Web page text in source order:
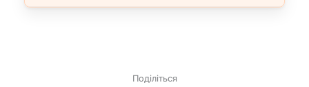
Поділіться